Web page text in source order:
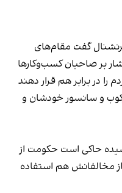
گفت مقام‌های
بر صاحبان کسب‌وکارها
را در برابر هم قرار دهند
و سانسور خودشان و
حاکی است حکومت از
مخالفانش هم استفاده